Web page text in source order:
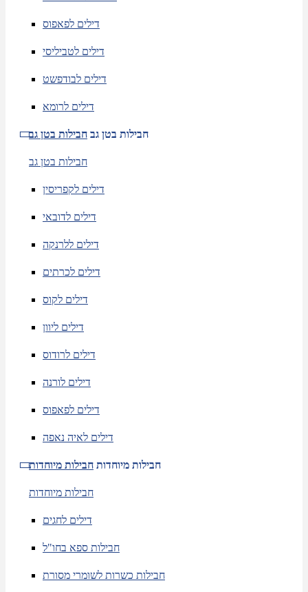
דילים לפאפוס
דילים לטביליסי
דילים לבודפשט
דילים לרומא
חבילות בטן גב חבילות בטן גב
חבילות בטן גב
דילים לקפריסין
דילים לדובאי
דילים ללרנקה
דילים לכרתים
דילים לקוס
דילים ליוון
דילים לרודוס
דילים לורנה
דילים לפאפוס
דילים לאיה נאפה
חבילות מיוחדות חבילות מיוחדות
חבילות מיוחדות
דילים לחגים
חבילות ספא בחו"ל
חבילות כשרות לשומרי מסורת